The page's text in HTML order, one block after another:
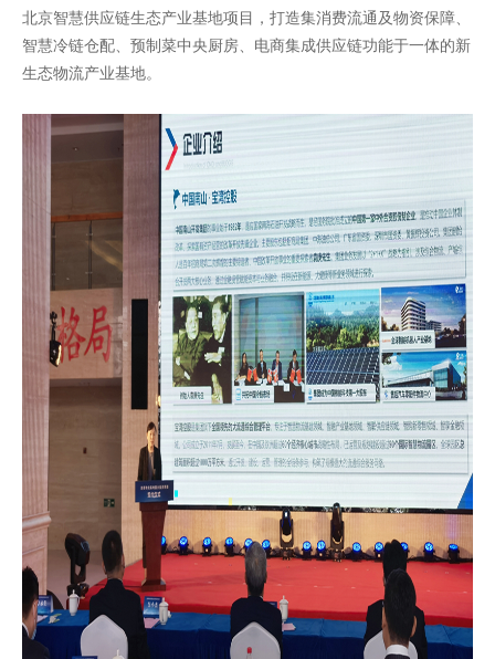
北京智慧供应链生态产业基地项目，打造集消费流通及物资保障、
智慧冷链仓配、预制菜中央厨房、电商集成供应链功能于一体的新
生态物流产业基地。